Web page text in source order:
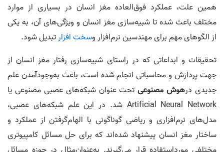
همین علت، عملکرد فوق‌العاده مغز انسان در بسیاری از موارد
مختلف باعث شده تا شبیه‌سازی مغز انسان و ویژگی‌های آن، به یکی
از الگوهای مهم برای مهندسین نرم‌افزار وسخت افزارتبدیل شود.
تحقیقات و ابداعاتی که در راستای شبیه‌سازی رفتار مغز انسان از
جهت پردازش و محاسباتی انجام شده است، باعث به‌وجودآمدن علم
جدیدی درهوش مصنوعیتحت عنوان شبکه‌های عصبی مصنوعی یا
Artificial Neural Network شد. در این علم شبکه‌های عصبی،
مدل‌های نرم‌افزاری و ریاضی گوناگونی با الهام‌گرفتن از عملکرد و
ساختار مغز انسان پیشنهاد شده‌اند که برای حل مسائل کامپیوتری